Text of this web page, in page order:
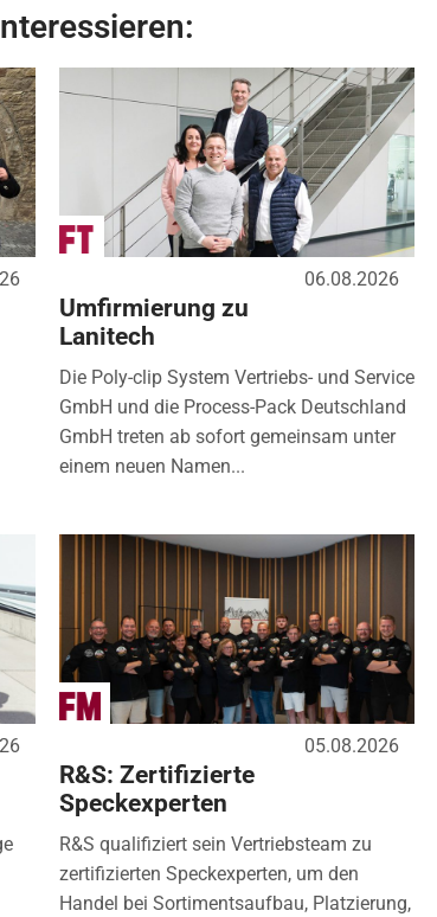
06.08.2026
Umfirmierung zu
Lanitech
Die Poly-clip System Vertriebs- und Service
GmbH und die Process-Pack Deutschland
GmbH treten ab sofort gemeinsam unter
einem neuen Namen...
05.08.2026
R&S: Zertifizierte
Speckexperten
R&S qualifiziert sein Vertriebsteam zu
zertifizierten Speckexperten, um den
Handel bei Sortimentsaufbau, Platzierung,